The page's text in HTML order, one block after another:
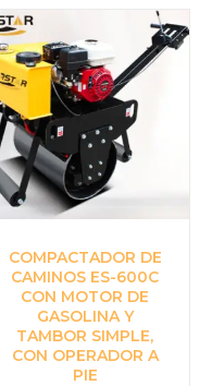
COMPACTADOR DE
CAMINOS ES-600C
CON MOTOR DE
GASOLINA Y
TAMBOR SIMPLE,
CON OPERADOR A
PIE